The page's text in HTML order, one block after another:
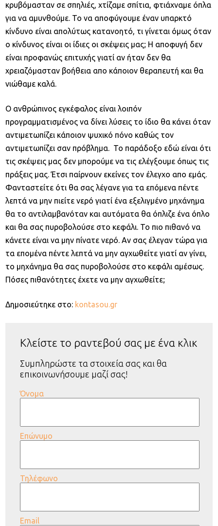
κρυβόμασταν σε σπηλιές, χτίζαμε σπίτια, φτιάχναμε όπλα
για να αμυνθούμε. Το να αποφύγουμε έναν υπαρκτό
κίνδυνο είναι απολύτως κατανοητό, τι γίνεται όμως όταν
ο κίνδυνος είναι οι ίδιες οι σκέψεις μας; Η αποφυγή δεν
είναι προφανώς επιτυχής γιατί αν ήταν δεν θα
χρειαζόμασταν βοήθεια απο κάποιον θεραπευτή και θα
νιώθαμε καλά.
Ο ανθρώπινος εγκέφαλος είναι λοιπόν
προγραμματισμένος να δίνει λύσεις το ίδιο θα κάνει όταν
αντιμετωπίζει κάποιον ψυχικό πόνο καθώς τον
αντιμετωπίζει σαν πρόβλημα. Το παράδοξο εδώ είναι ότι
τις σκέψεις μας δεν μπορούμε να τις ελέγξουμε όπως τις
πράξεις μας. Έτσι παίρνουν εκείνες τον έλεγχο απο εμάς.
Φανταστείτε ότι θα σας λέγανε για τα επόμενα πέντε
λεπτά να μην πιείτε νερό γιατί ένα εξελιγμένο μηχάνημα
θα το αντιλαμβανόταν και αυτόματα θα όπλιζε ένα όπλο
και θα σας πυροβολούσε στο κεφάλι. Το πιο πιθανό να
κάνετε είναι να μην πίνατε νερό. Αν σας έλεγαν τώρα για
τα επομένα πέντε λεπτά να μην αγχωθείτε γιατί αν γίνει,
το μηχάνημα θα σας πυροβολούσε στο κεφάλι αμέσως.
Πόσες πιθανότητες έχετε να μην αγχωθείτε;
Δημοσιεύτηκε στο: kontasou.gr
Κλείστε το ραντεβού σας με ένα κλικ
Συμπληρώστε τα στοιχεία σας και θα
επικοινωνήσουμε μαζί σας!
Όνομα
Επώνυμο
Τηλέφωνο
Email